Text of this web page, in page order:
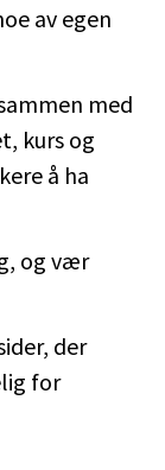
av egen
med
kurs og
å ha
og vær
der
for